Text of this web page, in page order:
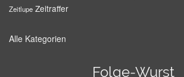
Zeitlupe Zeitraffer
Alle Kategorien
Folge-Wurst